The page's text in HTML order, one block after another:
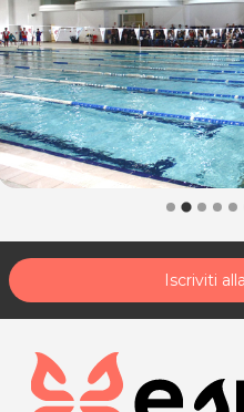
Iscriviti